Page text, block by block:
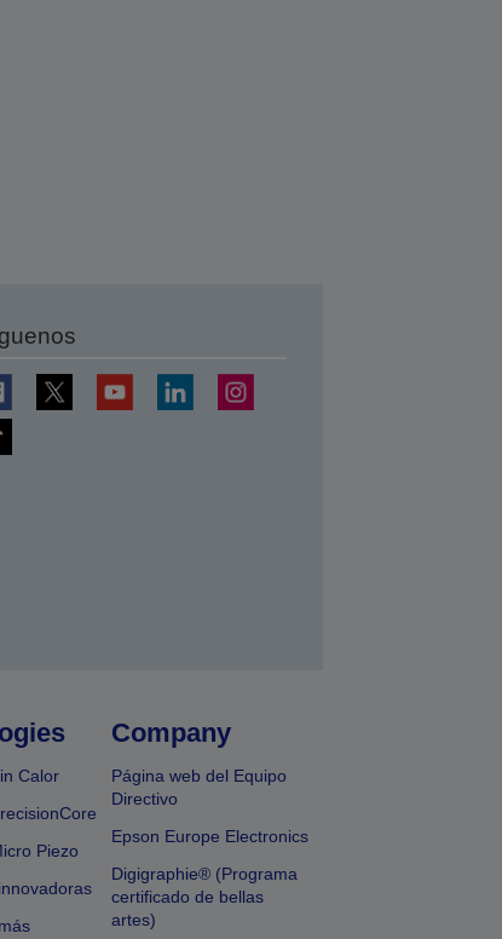
Calor
Piezo
Company
Página web del Equipo
Directivo
Epson Europe Electronics
Digigraphie® (Programa
certificado de bellas
artes)